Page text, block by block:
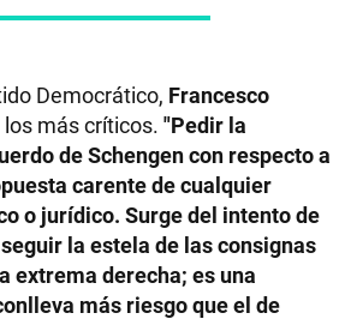
Democrático, Francesco
los más críticos. "Pedir la
de Schengen con respecto a
carente de cualquier
o jurídico. Surge del intento de
la estela de las consignas
extrema derecha; es una
más riesgo que el de